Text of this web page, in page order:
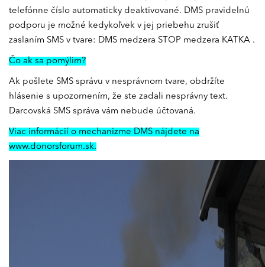
telefónne číslo automaticky deaktivované. DMS pravidelnú
podporu je možné kedykoľvek v jej priebehu zrušiť
zaslaním SMS v tvare: DMS medzera STOP medzera KATKA .
Čo ak sa pomýlim?
Ak pošlete SMS správu v nesprávnom tvare, obdržíte
hlásenie s upozornením, že ste zadali nesprávny text.
Darcovská SMS správa vám nebude účtovaná.
Viac informácií o mechanizme DMS nájdete na
www.donorsforum.sk.